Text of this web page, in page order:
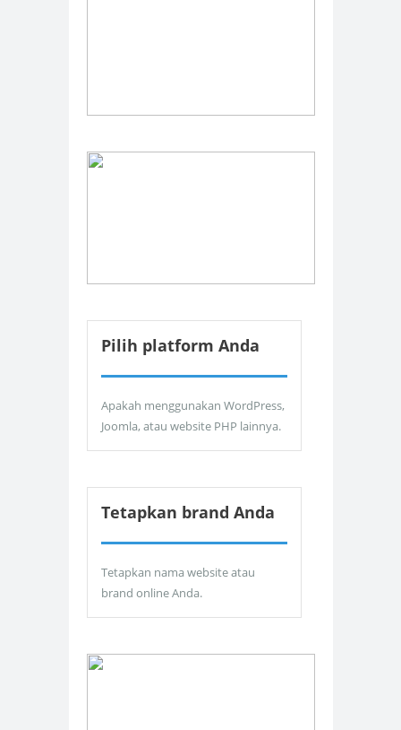
Pilih platform Anda
Apakah menggunakan WordPress,
Joomla, atau website PHP lainnya.
Tetapkan brand Anda
Tetapkan nama website atau
brand online Anda.